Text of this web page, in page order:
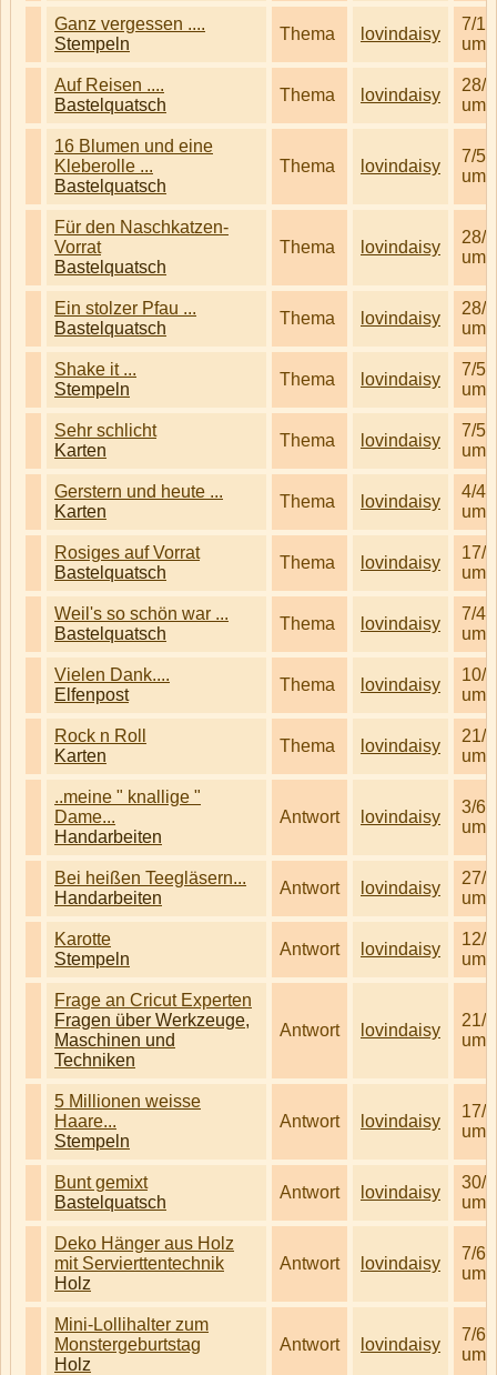
Ganz vergessen ....
Stempeln
Thema lovindaisy
7/
um
Auf Reisen ....
Bastelquatsch
Thema lovindaisy
28/
um
16 Blumen und eine
Kleberolle ...
Bastelquatsch
Thema lovindaisy
7/5/
um
Für den Naschkatzen-
Vorrat
Bastelquatsch
Thema lovindaisy
28/
um
Ein stolzer Pfau ...
Bastelquatsch
Thema lovindaisy
28/
um
Shake it ...
Stempeln
Thema lovindaisy
7/5/
um
Sehr schlicht
Karten
Thema lovindaisy
7/5/
um
Gerstern und heute ...
Karten
Thema lovindaisy
4/4/
um
Rosiges auf Vorrat
Bastelquatsch
Thema lovindaisy
17/
um
Weil's so schön war ...
Bastelquatsch
Thema lovindaisy
7/4/
um
Vielen Dank....
Elfenpost
Thema lovindaisy
10/
um
Rock n Roll
Karten
Thema lovindaisy
21/
um
..meine " knallige "
Dame...
Handarbeiten
Antwort lovindaisy
3/6/
um
Bei heißen Teegläsern...
Handarbeiten
Antwort lovindaisy
27/
um
Karotte
Stempeln
Antwort lovindaisy
12/
um
Frage an Cricut Experten
Fragen über Werkzeuge,
Maschinen und
Techniken
Antwort lovindaisy
21/
um
5 Millionen weisse
Haare...
Stempeln
Antwort lovindaisy
17/
um
Bunt gemixt
Bastelquatsch
Antwort lovindaisy
30/
um
Deko Hänger aus Holz
mit Servierttentechnik
Holz
Antwort lovindaisy
7/6/
um
Mini-Lollihalter zum
Monstergeburtstag
Holz
Antwort lovindaisy
7/6/
um